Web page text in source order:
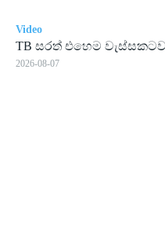
Video
TB සරත් එහෙම
2026-08-07